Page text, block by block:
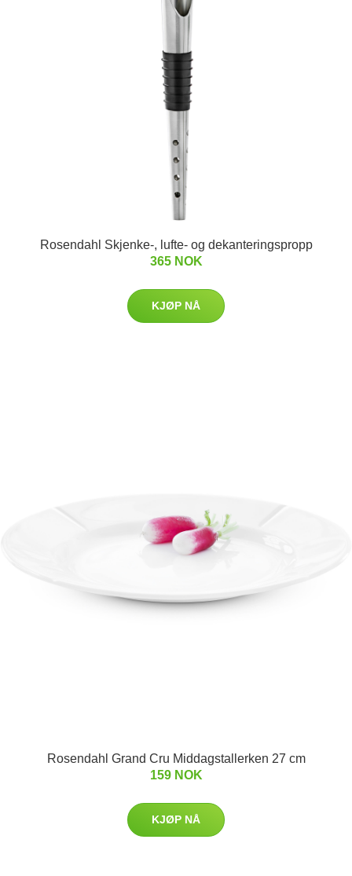
Rosendahl Skjenke-, lufte- og dekanteringspropp
365 NOK
KJØP NÅ
Rosendahl Grand Cru Middagstallerken 27 cm
159 NOK
KJØP NÅ